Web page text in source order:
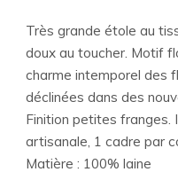
Très grande étole au
doux au toucher. Motif
charme intemporel des
déclinées dans des
Finition petites franges.
artisanale, 1 cadre par
Matière : 100% laine